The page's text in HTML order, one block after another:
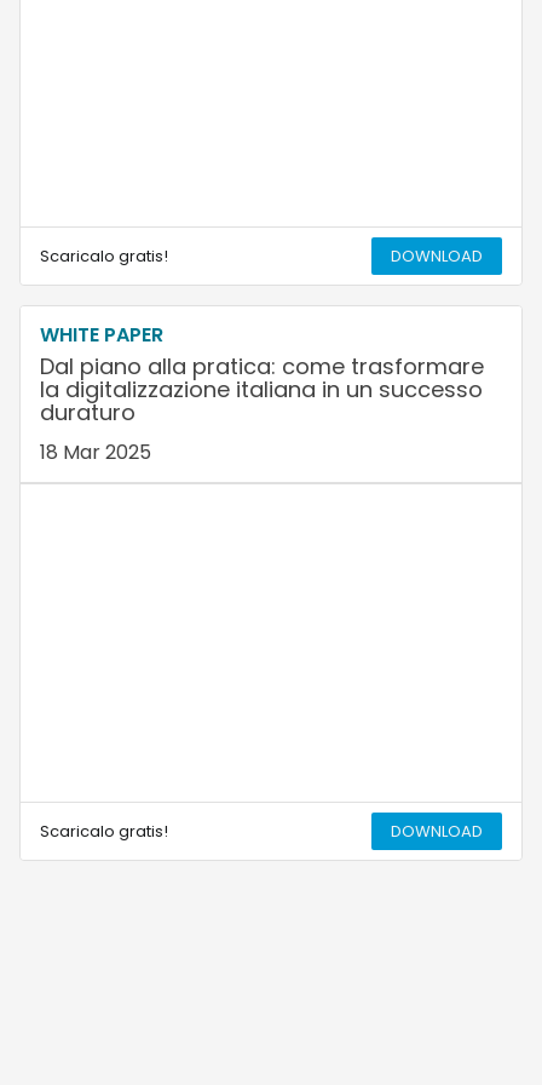
Scaricalo gratis! DOWNLOAD
WHITE PAPER
Dal piano alla pratica: come trasformare
la digitalizzazione italiana in un successo
duraturo
18 Mar 2025
Scaricalo gratis! DOWNLOAD